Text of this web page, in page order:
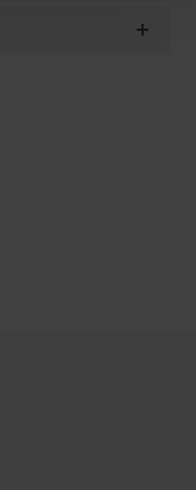
o che hanno